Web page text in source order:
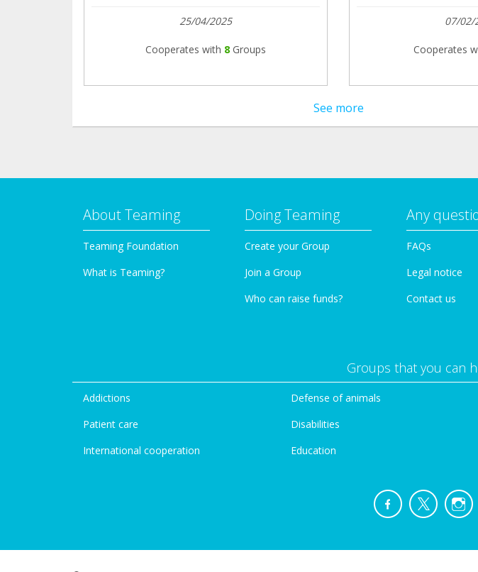
25/04/2025
Cooperates with 8 Groups
07/02/
Cooperates
See more
About Teaming
Teaming Foundation
What is Teaming?
Doing Teaming
Create your Group
Join a Group
Who can raise funds?
Any
FAQs
Legal notice
Contact us
Groups that you can
Addictions
Patient care
International cooperation
Defense of animals
Disabilities
Education